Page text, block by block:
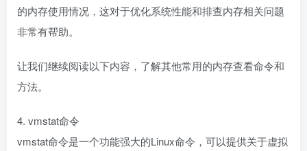
的内存使用情况，这对于优化系统性能和排查内存相关问题
非常有帮助。
让我们继续阅读以下内容，了解其他常用的内存查看命令和
方法。
4. vmstat命令
vmstat命令是一个功能强大的Linux命令，可以提供关于虚拟